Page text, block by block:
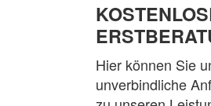
Hier können Sie
unverbindliche